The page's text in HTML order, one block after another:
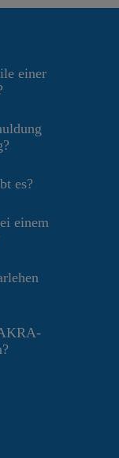
einer
es?
einem